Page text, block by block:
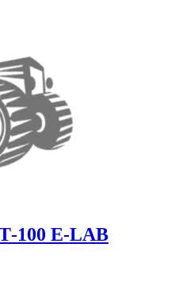
100 E-LAB